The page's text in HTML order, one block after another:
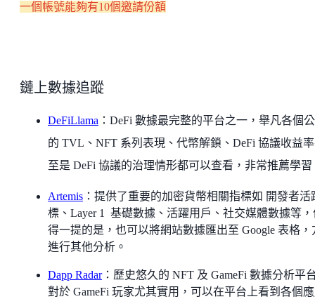
一個帳號能夠有10個邀請份額
鏈上數據追蹤
DeFiLlama ：DeFi 數據最完整的平台之一，舉凡各個
的 TVL、NFT 系列表現、代幣解鎖、DeFi 協議收益
至是 DeFi 協議的治理情形都可以查看，非常推薦學習
Artemis ：提供了重要的加密貨幣相關指標如 開發者活
標、Layer 1 基礎數據、活躍用戶、社交媒體數據等，
得一提的是，也可以將網站數據匯出至 Google 表格，
進行其他分析。
Dapp Radar：歷史悠久的 NFT 及 GameFi 數據分析平
對於 GameFi 玩家尤其實用，可以在平台上看到各個